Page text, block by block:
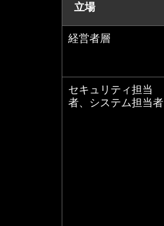
立場
経営者層
セキュリティ担当
者、システム担当者